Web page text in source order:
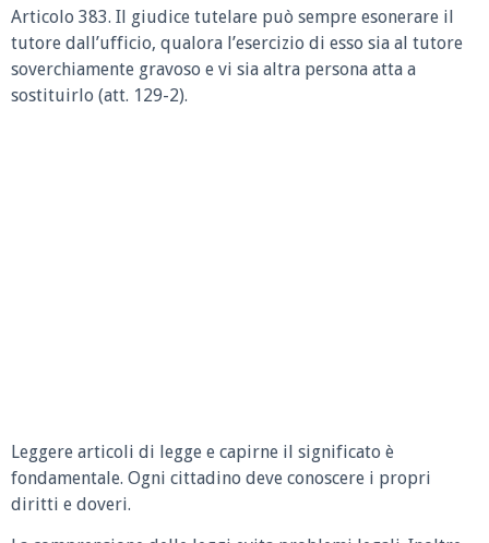
Articolo 383. Il giudice tutelare può sempre esonerare il
tutore dall’ufficio, qualora l’esercizio di esso sia al tutore
soverchiamente gravoso e vi sia altra persona atta a
sostituirlo (att. 129-2).
Leggere articoli di legge e capirne il significato è
fondamentale. Ogni cittadino deve conoscere i propri
diritti e doveri.